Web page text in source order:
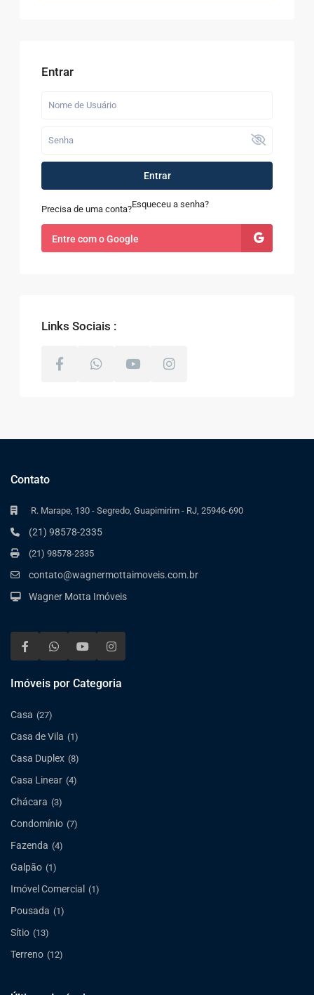
Entrar
Entrar
Precisa de uma conta?Esqueceu a senha?
Entre com o Google
Links Sociais :
Contato
R. Marape, 130 - Segredo, Guapimirim - RJ, 25946-690
(21) 98578-2335
(21) 98578-2335
contato@wagnermottaimoveis.com.br
Wagner Motta Imóveis
Imóveis por Categoria
Casa (27)
Casa de Vila (1)
Casa Duplex (8)
Casa Linear (4)
Chácara (3)
Condomínio (7)
Fazenda (4)
Galpão (1)
Imóvel Comercial (1)
Pousada (1)
Sítio (13)
Terreno (12)